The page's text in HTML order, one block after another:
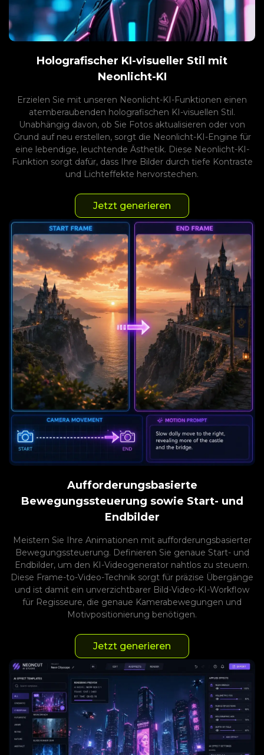
Holografischer KI-visueller Stil mit
Neonlicht-KI
Erzielen Sie mit unseren Neonlicht-KI-Funktionen einen
atemberaubenden holografischen KI-visuellen Stil.
Unabhängig davon, ob Sie Fotos aktualisieren oder von
Grund auf neu erstellen, sorgt die Neonlicht-KI-Engine für
eine lebendige, leuchtende Ästhetik. Diese Neonlicht-KI-
Funktion sorgt dafür, dass Ihre Bilder durch tiefe Kontraste
und Lichteffekte hervorstechen.
Jetzt generieren
Aufforderungsbasierte
Bewegungssteuerung sowie Start- und
Endbilder
Meistern Sie Ihre Animationen mit aufforderungsbasierter
Bewegungssteuerung. Definieren Sie genaue Start- und
Endbilder, um den KI-Videogenerator nahtlos zu steuern.
Diese Frame-to-Video-Technik sorgt für präzise Übergänge
und ist damit ein unverzichtbarer Bild-Video-KI-Workflow
für Regisseure, die genaue Kamerabewegungen und
Motivpositionierung benötigen.
Jetzt generieren